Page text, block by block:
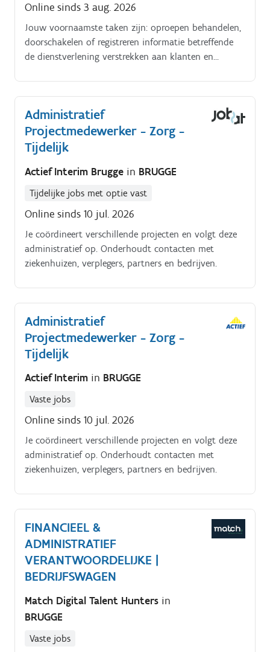
van leveringen en beheren van bestelbonnenin
samenspraak met collega’s de permanentie van de
afdeling verzekerensmartphone-expert om
medewerkers te helpen bij vragen of
bemannen
Online sinds 3 aug. 2026
Jouw voornaamste taken zijn: oproepen behandelen,
doorschakelen of registreren informatie betreffende
de dienstverlening verstrekken aan klanten en
als naar personeel administratieve verwerking van
klant en personeelsgegevens onthaal leveranciers,
controle van leveringen en beheren van bestelbonnen
in samenspraak met collega’s de permanentie van de
afdeling verzekeren smartphone expert om
medewerkers te helpen bij vragen of problemen
algemeen secretariaatswerk het onthaal bemannen
Administratief
Projectmedewerker - Zorg -
Tijdelijk
Actief Interim Brugge in BRUGGE
Tijdelijke jobs met optie vast
Online sinds 10 jul. 2026
Je coördineert verschillende projecten en volgt deze
administratief op. Onderhoudt contacten met
ziekenhuizen, verplegers, partners en bedrijven.
Administratief
Projectmedewerker - Zorg -
Tijdelijk
Actief Interim in BRUGGE
Vaste jobs
Online sinds 10 jul. 2026
Je coördineert verschillende projecten en volgt deze
administratief op. Onderhoudt contacten met
ziekenhuizen, verplegers, partners en bedrijven.
FINANCIEEL &
ADMINISTRATIEF
VERANTWOORDELIJKE |
BEDRIJFSWAGEN
Match Digital Talent Hunters in
BRUGGE
Vaste jobs